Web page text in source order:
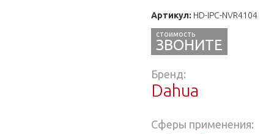
Артикул: HD-IPC-NVR4104
ЗВОНИТЕ
Бренд:
Dahua
Сферы применения: